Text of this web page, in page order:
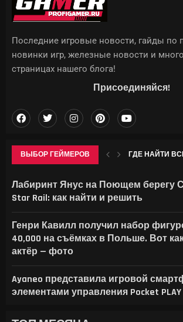
ВЫБОР ГЕЙМЕРОВ ГДЕ НАЙТИ ВСЕ
Лабиринт Янус на Поющем берегу
Star Rail: как найти и решить
Генри Кавилл получил набор
40,000 на съёмках в Польше. Вот
актёр — фото
Ayaneo представила игровой
элементами управления Pocket PLAY
Последние игровые новости, гайды по
новинки игр, железные новости и
страницах нашего блога!
Присоединяйся!